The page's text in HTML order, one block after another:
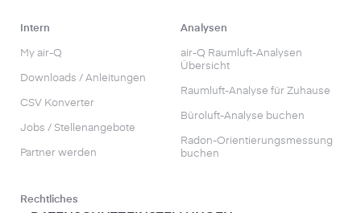
Intern
My air-Q
Downloads / Anleitungen
CSV Konverter
Jobs / Stellenangebote
Partner werden
Analysen
air-Q Raumluft-Analysen
Übersicht
Raumluft-Analyse für Zuhause
Büroluft-Analyse buchen
Radon-Orientierungs­messung
buchen
Rechtliches